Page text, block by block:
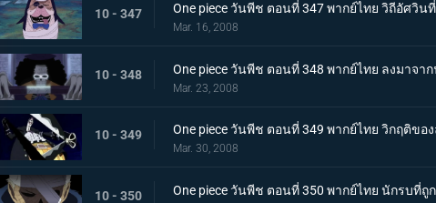
10 - 347 One piece วันพีช ตอนที่ 347 พากย์ไทย วิถีอัศวิ
Mar. 16, 2008
10 - 348 One piece วันพีช ตอนที่ 348 พากย์ไทย ลงมาจ
Mar. 23, 2008
10 - 349 One piece วันพีช ตอนที่ 349 พากย์ไทย วิกฤติขอ
Mar. 30, 2008
10 - 350 One piece วันพีช ตอนที่ 350 พากย์ไทย นักรบที่ถู